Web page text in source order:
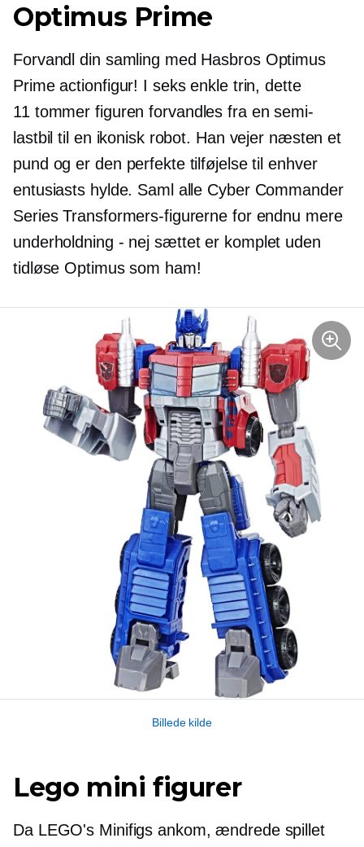
Optimus Prime
Forvandl din samling med Hasbros Optimus
Prime actionfigur! I seks enkle trin, dette
11 tommer figuren forvandles fra en semi-
lastbil til en ikonisk robot. Han vejer næsten et
pund og er den perfekte tilføjelse til enhver
entusiasts hylde. Saml alle Cyber ​​Commander
Series Transformers-figurerne for endnu mere
underholdning - nej sættet er komplet uden
tidløse Optimus som ham!
Billede kilde
Lego mini figurer
Da LEGO's Minifigs ankom, ændrede spillet